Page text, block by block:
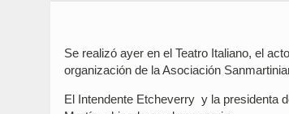
Se realizó ayer en el Teatro Italiano, el
organización de la Asociación
El Intendente Etcheverry y la presidenta